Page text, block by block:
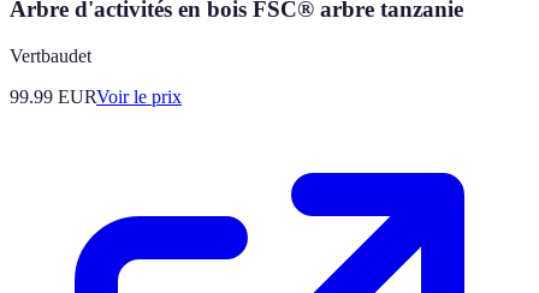
Arbre d'activités en bois FSC® arbre tanzanie
Vertbaudet
99.99 EURVoir le prix